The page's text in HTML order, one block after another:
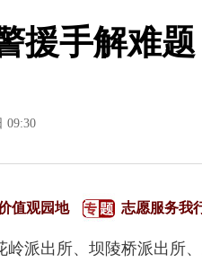
援手解难题
09:30
值观园地 志愿服务我
派出所、坝陵桥派出所